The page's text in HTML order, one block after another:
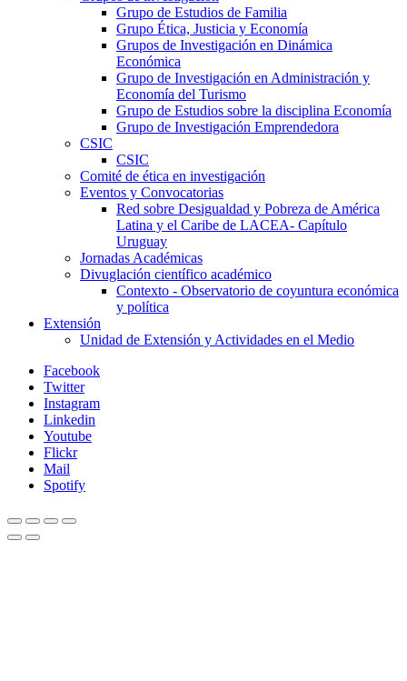
Grupo de Estudios de Familia
Grupo Ética, Justicia y Economía
Grupos de Investigación en Dinámica
Económica
Grupo de Investigación en Administración y
Economía del Turismo
Grupo de Estudios sobre la disciplina Economía
Grupo de Investigación Emprendedora
CSIC
CSIC
Comité de ética en investigación
Eventos y Convocatorias
Red sobre Desigualdad y Pobreza de América
Latina y el Caribe de LACEA- Capítulo
Uruguay
Jornadas Académicas
Divuglación científico académico
Contexto - Observatorio de coyuntura económica
y política
Extensión
Unidad de Extensión y Actividades en el Medio
Facebook
Twitter
Instagram
Linkedin
Youtube
Flickr
Mail
Spotify